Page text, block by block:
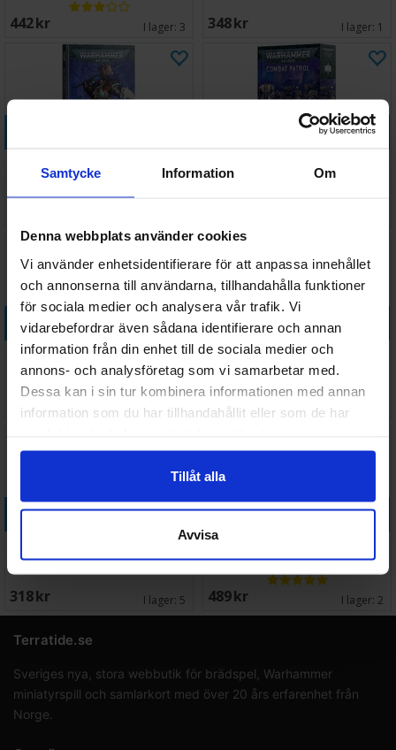
Samtycke Information Om
Denna webbplats använder cookies
Vi använder enhetsidentifierare för att anpassa innehållet
och annonserna till användarna, tillhandahålla funktioner
för sociala medier och analysera vår trafik. Vi
vidarebefordrar även sådana identifierare och annan
information från din enhet till de sociala medier och
annons- och analysföretag som vi samarbetar med.
Dessa kan i sin tur kombinera informationen med annan
information som du har tillhandahållit eller som de har
Tillåt alla
Avvisa
442 SEK I lager: 3 348 SEK I lager: 1
Köp
Köp
Grey Knights Datasheet Cards
254 SEK I lager:10
Köp
Grey Knights Grand Master
Dreadknight
528 SEK I lager:
Köp
Grey Knights Grand Master
Voldus
318 SEK I lager: 5
Köp
Grey Knights Strike Squad
489 SEK I lager: 2
Terratide.se
Sveriges nya, stora webbutik för brädspel, Warhammer
miniatyrspill och samlarkort med över 20 års erfarenhet från
Norge.